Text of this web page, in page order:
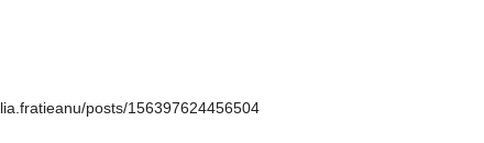
posts/156397624456504